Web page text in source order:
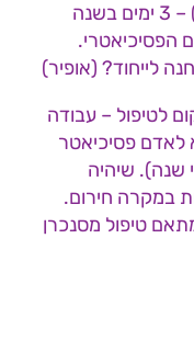
מול דיירי הוסטלים שמקבלים) – 3 ימים בשנה
לייחוד? (אופיר)
לטיפול – עבודה
לאדם פסיכיאטר
שנה). שיהיה
במקרה חירום.
טיפול מסנכרן